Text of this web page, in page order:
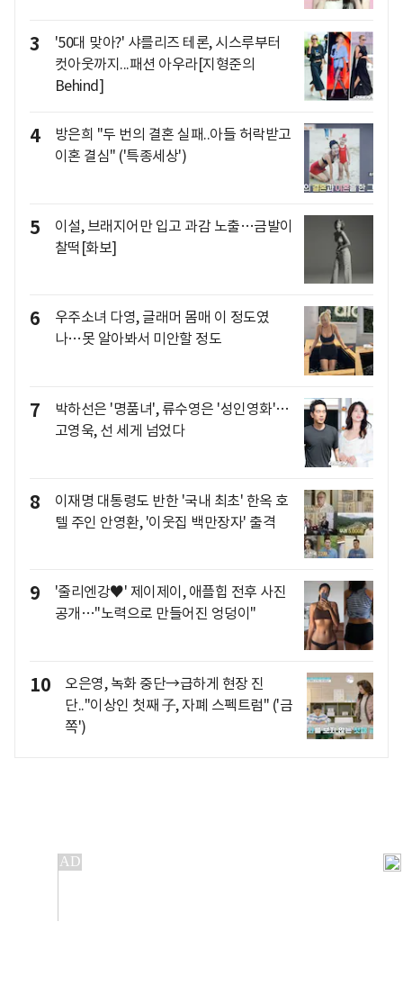
3
'50대 맞아?' 샤를리즈 테론, 시스루부터
컷아웃까지...패션 아우라[지형준의
Behind]
4
방은희 "두 번의 결혼 실패..아들 허락받고
이혼 결심" ('특종세상')
5
이설, 브래지어만 입고 과감 노출…금발이
찰떡[화보]
6
우주소녀 다영, 글래머 몸매 이 정도였
나…못 알아봐서 미안할 정도
7
박하선은 '명품녀', 류수영은 '성인영화'…
고영욱, 선 세게 넘었다
8
이재명 대통령도 반한 '국내 최초' 한옥 호
텔 주인 안영환, '이웃집 백만장자' 출격
9
'줄리엔강♥' 제이제이, 애플힙 전후 사진
공개…"노력으로 만들어진 엉덩이"
10
오은영, 녹화 중단→급하게 현장 진
단.."이상인 첫째 子, 자폐 스펙트럼" ('금
쪽')